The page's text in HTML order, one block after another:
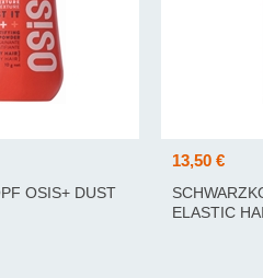
OSIS+ DUST
13,50 €
ELASTIC